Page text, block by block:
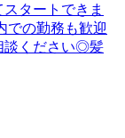
タートできま
での勤務も歓迎
談ください◎髪